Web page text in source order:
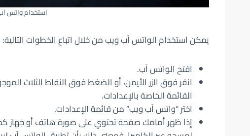
استخدام واتس
يمكن استخدام الواتس آب ويب من خلال اتباع الخطوات التالية:
افتح الواتس آب.
انقر فوق الزر الأيمن، أو الضغط فوق النقاط الثلاث
القائمة الخاصة بالإعدادات.
اختر “واتس آب ويب” من قائمة الإعدادات.
إذا ظهر أمامك صفحة تحتوي على صورة هاتف أو جهاز